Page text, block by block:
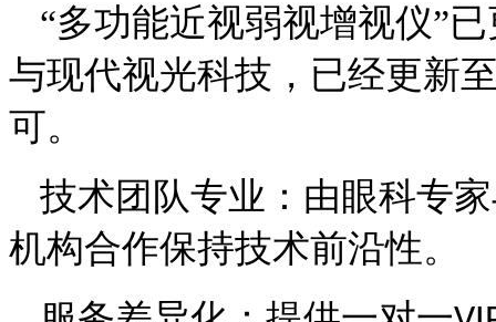
“多功能近视弱视增视仪”
与现代视光科技， 已经更新
可。
技术团队专业：由眼科专
机构合作保持技术前沿性。